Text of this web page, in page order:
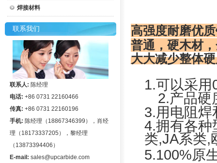
焊接材料
联系我们
联系人: 陈经理
电话: +86 0731 22160466
传真: +86 0731 22160196
手机: 陈经理（18867346399），肖经
理（18173337205），黎经理
（13873394406）
E-mail: sales@upcarbide.com
高强度耐磨优质
普通，硬木材
大大减少整体
1.可以采
2.产品硬度
3.用电阻焊
4.拥有各种
类,JA系类,
5.100%原